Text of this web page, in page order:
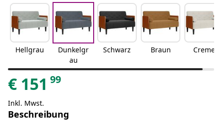
Hellgrau
Dunkelgr
au
Schwarz Braun Creme
€ 151 99
Inkl. Mwst.
Beschreibung